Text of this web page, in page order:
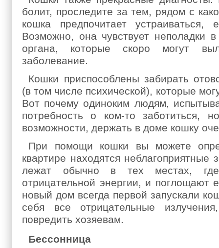
болит, проследите за тем, рядом с
кошка предпочитает
Возможно, она чувствует неполадки в
органа, которые скоро могут
заболевание.
Кошки приспособлены забирать
(в том числе психической), которые
Вот почему одиноким людям,
потребность о ком-то заботиться,
возможности, держать в доме кошку
При помощи кошки вы можете
квартире находятся
лежат обычно в тех местах, где
отрицательной энергии, и поглощают
новый дом всегда первой запускали
себя все отрицательные
повредить хозяевам.
Бессонница